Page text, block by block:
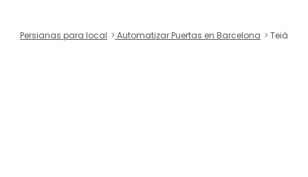
Persianas para local Automatizar Puertas en Barcelona Teià